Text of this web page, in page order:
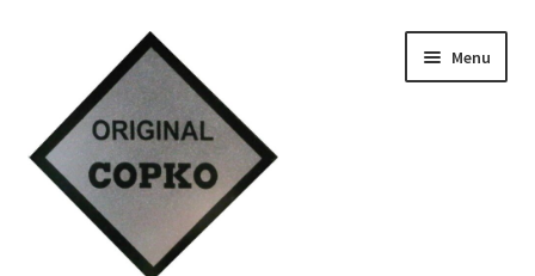
navigation
content
Menu